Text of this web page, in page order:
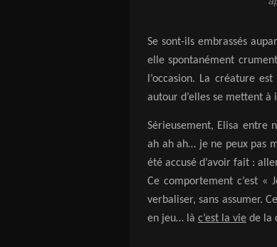
Se sont-ils embrassés
elle spontanément
l’occasion. La créature
autour d’elles se mettent à
Sérieusement, Elisa entre
ah ah ah… je ne peux pas
été accusé d’avoir fait :
Ce comportement c’est «
verbaliser, sans assumer.
en jeu… là c’est la vie de la